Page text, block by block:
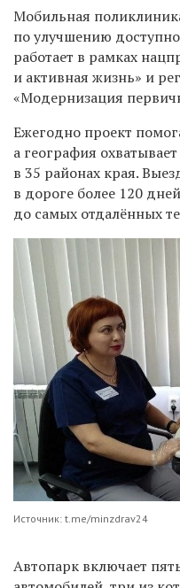
Мобильная
по улучшению
работает в рамках
и активная жизнь» и
«Модернизация
Ежегодно проект
а география
в 35 районах края.
в дороге более 120
до самых отдалённых
Источник: t.me/minzdrav24
Автопарк включает